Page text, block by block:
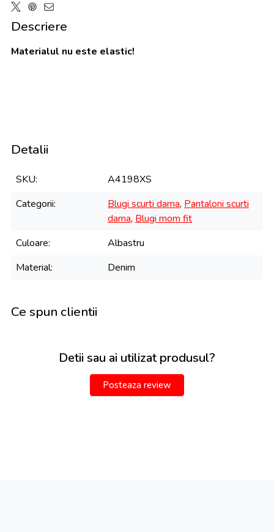
Descriere
Materialul nu este elastic!
Detalii
SKU
A4198XS
Categorii
Blugi scurti dama, Pantaloni scurti
dama, Blugi mom fit
Culoare
Albastru
Material
Denim
Ce spun clientii
Detii sau ai utilizat produsul?
Posteaza review